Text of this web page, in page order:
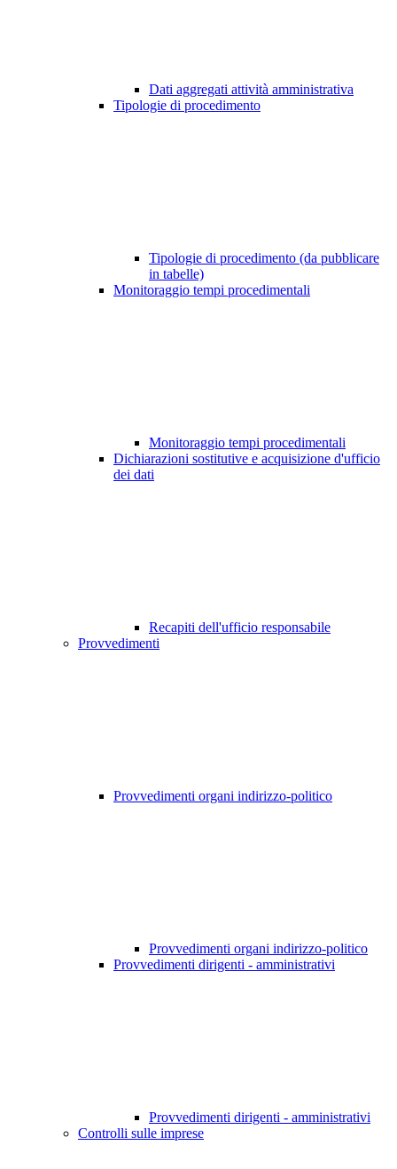
Dati aggregati attività amministrativa
Tipologie di procedimento
Tipologie di procedimento (da pubblicare
in tabelle)
Monitoraggio tempi procedimentali
Monitoraggio tempi procedimentali
Dichiarazioni sostitutive e acquisizione d'ufficio
dei dati
Recapiti dell'ufficio responsabile
Provvedimenti
Provvedimenti organi indirizzo-politico
Provvedimenti organi indirizzo-politico
Provvedimenti dirigenti - amministrativi
Provvedimenti dirigenti - amministrativi
Controlli sulle imprese